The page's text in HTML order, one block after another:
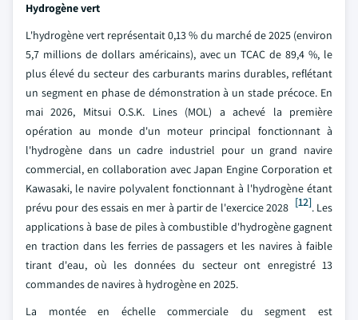
Hydrogène vert
L'hydrogène vert représentait 0,13 % du marché de 2025 (environ
5,7 millions de dollars américains), avec un TCAC de 89,4 %, le
plus élevé du secteur des carburants marins durables, reflétant
un segment en phase de démonstration à un stade précoce. En
mai 2026, Mitsui O.S.K. Lines (MOL) a achevé la première
opération au monde d'un moteur principal fonctionnant à
l'hydrogène dans un cadre industriel pour un grand navire
commercial, en collaboration avec Japan Engine Corporation et
Kawasaki, le navire polyvalent fonctionnant à l'hydrogène étant
prévu pour des essais en mer à partir de l'exercice 2028 [12]. Les
applications à base de piles à combustible d'hydrogène gagnent
en traction dans les ferries de passagers et les navires à faible
tirant d'eau, où les données du secteur ont enregistré 13
commandes de navires à hydrogène en 2025.
La montée en échelle commerciale du segment est